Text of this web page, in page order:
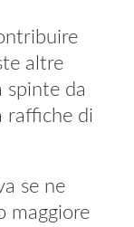
altre
da
raffiche di
se ne
maggiore